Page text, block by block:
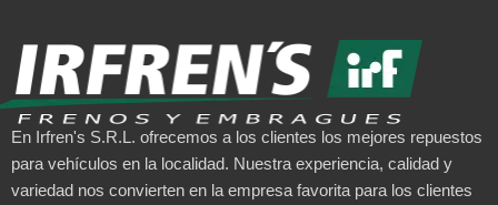
En Irfren's S.R.L. ofrecemos a los clientes los mejores repuestos
para vehículos en la localidad. Nuestra experiencia, calidad y
variedad nos convierten en la empresa favorita para los clientes